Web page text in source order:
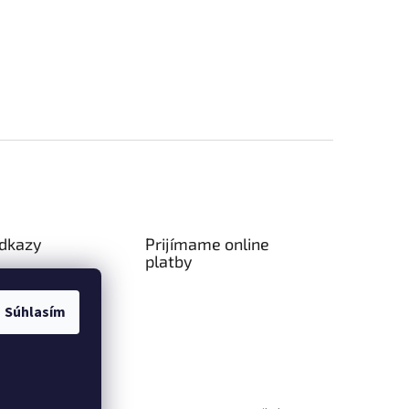
Súhlasím
platba
Prijímame online
platby